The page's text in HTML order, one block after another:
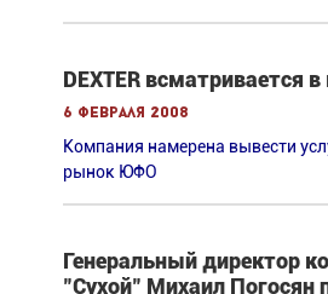
DEXTER всматривается
6 февраля 2008
Компания намерена вывести
рынок ЮФО
Генеральный директор
"Сухой" Михаил Погосян